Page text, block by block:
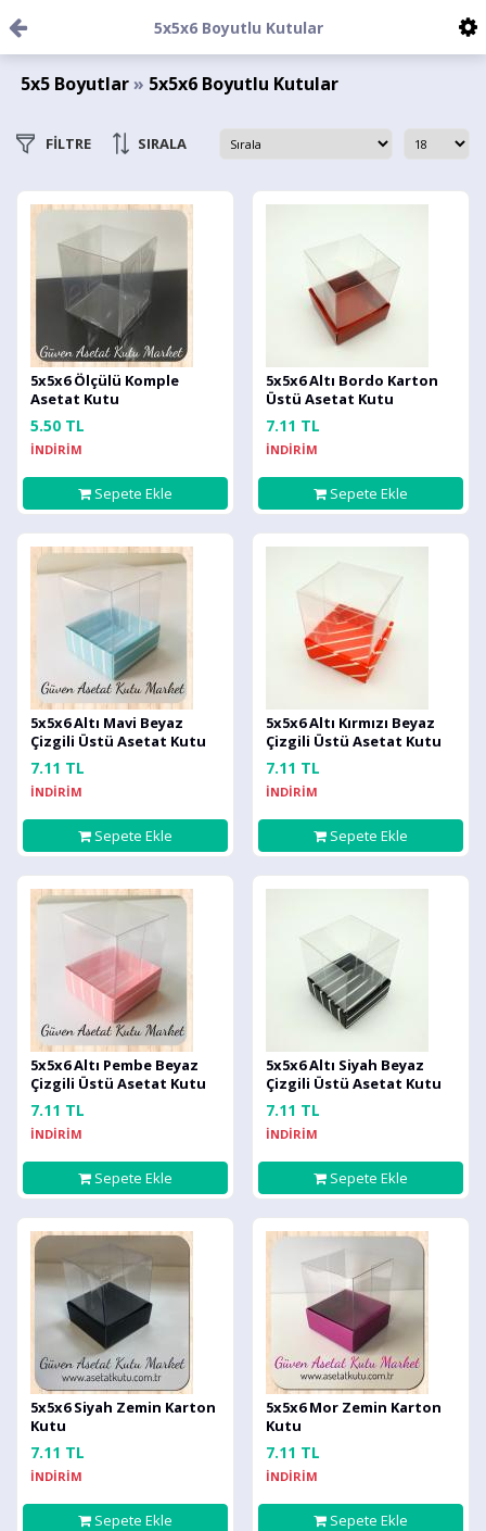
5x5x6 Boyutlu Kutular
5x5 Boyutlar» 5x5x6 Boyutlu Kutular
FİLTRE SIRALA
5x5x6 Ölçülü Komple
Asetat Kutu
5.50 TL
İNDİRİM
Sepete Ekle
5x5x6 Altı Bordo Karton
Üstü Asetat Kutu
7.11 TL
İNDİRİM
Sepete Ekle
5x5x6 Altı Mavi Beyaz
Çizgili Üstü Asetat Kutu
7.11 TL
İNDİRİM
Sepete Ekle
5x5x6 Altı Kırmızı Beyaz
Çizgili Üstü Asetat Kutu
7.11 TL
İNDİRİM
Sepete Ekle
5x5x6 Altı Pembe Beyaz
Çizgili Üstü Asetat Kutu
7.11 TL
İNDİRİM
Sepete Ekle
5x5x6 Altı Siyah Beyaz
Çizgili Üstü Asetat Kutu
7.11 TL
İNDİRİM
Sepete Ekle
5x5x6 Siyah Zemin Karton
Kutu
7.11 TL
İNDİRİM
Sepete Ekle
5x5x6 Mor Zemin Karton
Kutu
7.11 TL
İNDİRİM
Sepete Ekle